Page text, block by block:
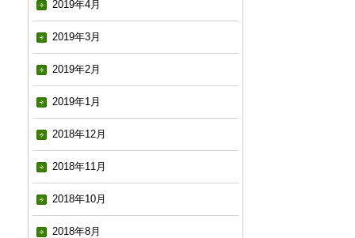
2019年4月
2019年3月
2019年2月
2019年1月
2018年12月
2018年11月
2018年10月
2018年8月